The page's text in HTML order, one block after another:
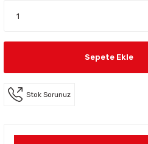
Sepete Ekle
Stok Sorunuz